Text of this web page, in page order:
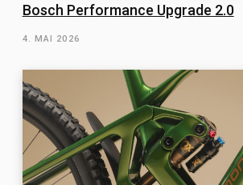
Bosch Performance Upgrade 2.0
4. MAI 2026